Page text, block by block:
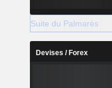
Suite du Palmarès
Devises / Forex